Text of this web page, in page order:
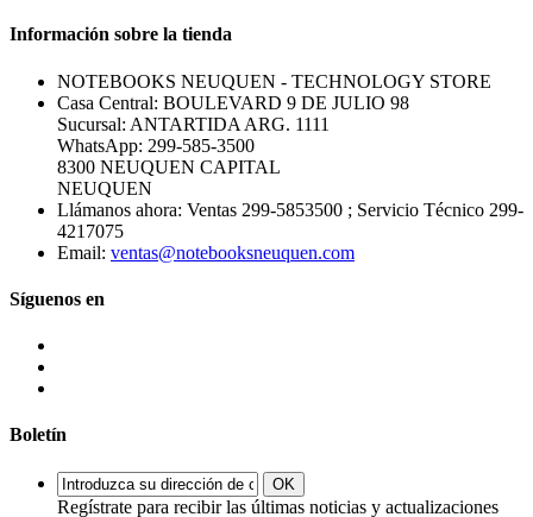
Información sobre la tienda
NOTEBOOKS NEUQUEN - TECHNOLOGY STORE
Casa Central: BOULEVARD 9 DE JULIO 98
Sucursal: ANTARTIDA ARG. 1111
WhatsApp: 299-585-3500
8300 NEUQUEN CAPITAL
NEUQUEN
Llámanos ahora: Ventas 299-5853500 ; Servicio Técnico 299-
4217075
Email: ventas@notebooksneuquen.com
Síguenos en
Boletín
OK
Regístrate para recibir las últimas noticias y actualizaciones